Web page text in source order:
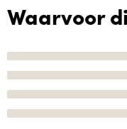
Waarvoor